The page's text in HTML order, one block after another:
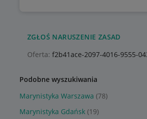
ZGŁOŚ NARUSZENIE ZASAD
Oferta: f2b41ace-2097-4016-9555-
Podobne wyszukiwania
Marynistyka Warszawa (78)
Marynistyka Gdańsk (19)